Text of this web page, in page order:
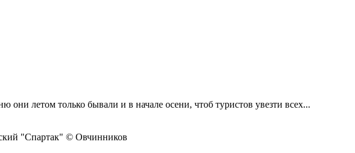
летом только бывали и в начале осени, чтоб туристов увезти всех...
"Спартак" © Овчинников